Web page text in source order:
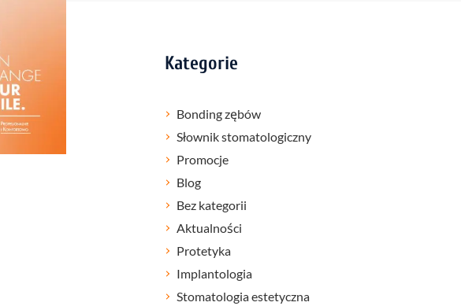
Stomatologia
zachowawcza
Periodontologia
Kategorie
Bonding zębów
Słownik stomatologiczny
Promocje
Blog
Bez kategorii
Aktualności
Protetyka
Implantologia
Stomatologia estetyczna